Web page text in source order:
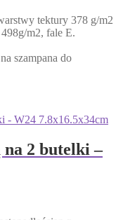
tektury 378 g/m2
m2, fale E.
szampana do
na 2 butelki –